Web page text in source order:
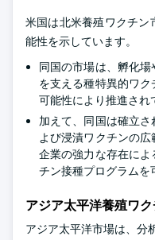
米国は北米養殖ワクチン
能性を示しています。
同国の市場は、孵化
を支える種特異的ワ
可能性により推進され
加えて、同国は確立
よび浸漬ワクチンの
企業の強力な存在に
チン接種プログラムを
アジア太平洋養殖ワ
アジア太平洋市場は、分